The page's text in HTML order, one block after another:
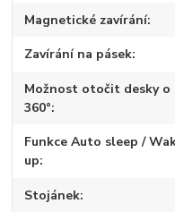
Magnetické zavírání
Zavírání na pásek
Možnost otočit desky o
360°
Funkce Auto sleep /
up
Stojánek